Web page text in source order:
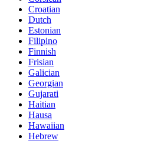
Croatian
Dutch
Estonian
Filipino
Finnish
Frisian
Galician
Georgian
Gujarati
Haitian
Hausa
Hawaiian
Hebrew